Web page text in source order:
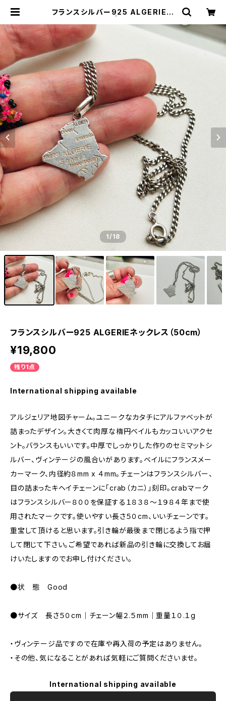
フランスシルバー925 ALGERIEネ
s & Vintage
1/18
フランスシルバー925 ALGERIEネックレス（50cm）
¥19,800
残り1点
International shipping available
アルジェリア地図チャーム。ユニークなカタチにアルファベットが
詰まったデザイン。大きくて肉厚な楕円ベイルもカッコいいアクセ
ント。バランスもいいです。中厚でしっかりした作りのセミマットシ
ルバー、ヴィンテージの風合いがあります。ベイルにフランスメー
カーマーク、内径約８mm x ４mm。チェーンはフランスシルバー、
目の詰まったキヘイチェーンに「crab（カニ）」刻印。crabマーク
はフランスシルバー８００を保証する１８３８〜１９８４年まで使
用されたマークです。使いやすい長さ５０cm、いいチェーンです。
重宝して頂けると思います。引き輪が最後まで閉じるよう指で押
して閉じて下さい。ご希望であれば新品の引き輪に交換してお届
けいたしますのでお申し付けください。
●状 態 Good
●サイズ 長さ５０cm｜チェーン幅２.５mm｜重量１０.１g
・ヴィンテージ品ですので在庫や再入荷の予定はありません。
・その他、気になることがあれば気軽にご質問くださいませ。
International shipping available